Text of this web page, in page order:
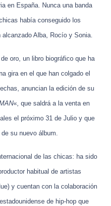
en España. Nunca una banda
había conseguido los
Alba, Rocío y Sonia.
oro, un libro biográfico que ha
gira en el que han colgado el
anuncian la edición de su
«, que saldrá a la venta en
el próximo 31 de Julio y que
su nuevo álbum.
de las chicas: ha sido
habitual de artistas
) y cuentan con la colaboración
de hip-hop que